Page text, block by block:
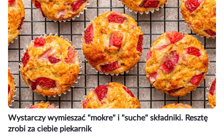
Wystarczy wymieszać "mokre" i "suche" składniki. Resztę
zrobi za ciebie piekarnik